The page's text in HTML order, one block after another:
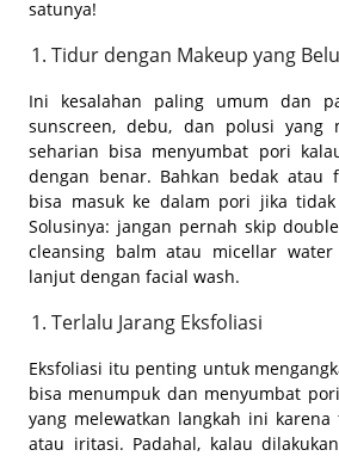
satunya!
Tidur dengan Makeup yang
Ini kesalahan paling umum dan
sunscreen, debu, dan polusi yang
seharian bisa menyumbat pori
dengan benar. Bahkan bedak atau
bisa masuk ke dalam pori jika
Solusinya: jangan pernah skip
cleansing balm atau micellar
lanjut dengan facial wash.
Terlalu Jarang Eksfoliasi
Eksfoliasi itu penting untuk
bisa menumpuk dan menyumbat
yang melewatkan langkah ini
atau iritasi. Padahal, kalau